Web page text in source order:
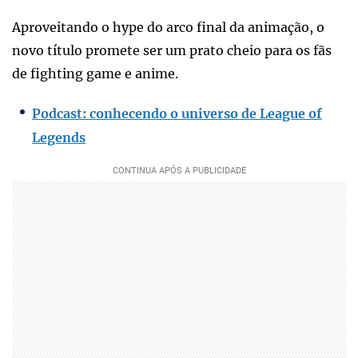
Aproveitando o hype do arco final da animação, o
novo título promete ser um prato cheio para os fãs
de fighting game e anime.
Podcast: conhecendo o universo de League of
Legends